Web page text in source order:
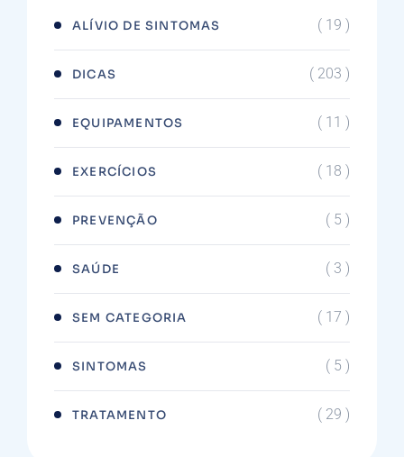
ALÍVIO DE SINTOMAS ( 19 )
DICAS ( 203 )
EQUIPAMENTOS ( 11 )
EXERCÍCIOS ( 18 )
PREVENÇÃO ( 5 )
SAÚDE ( 3 )
SEM CATEGORIA ( 17 )
SINTOMAS ( 5 )
TRATAMENTO ( 29 )